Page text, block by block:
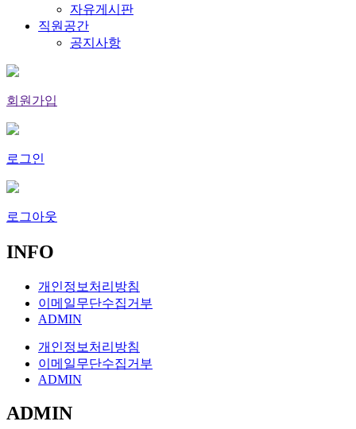
자유게시판
직원공간
공지사항
회원가입
로그인
로그아웃
INFO
개인정보처리방침
이메일무단수집거부
ADMIN
개인정보처리방침
이메일무단수집거부
ADMIN
ADMIN